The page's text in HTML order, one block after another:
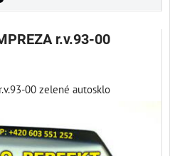
r.v.93-00
00 zelené autosklo